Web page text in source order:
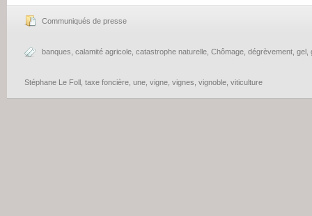
Communiqués de presse
banques calamité agricole catastrophe naturelle Chômage dégrèvement gel
Stéphane Le Foll taxe foncière une vigne vignes vignoble viticulture